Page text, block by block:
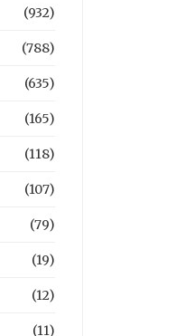
(932)
(788)
(635)
(165)
(118)
(107)
(79)
(19)
(12)
(11)